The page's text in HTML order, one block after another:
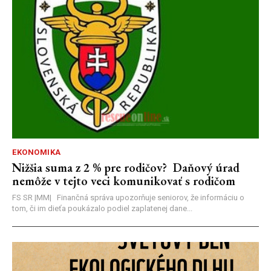
EKONOMIKA
Nižšia suma z 2 % pre rodičov? Daňový úrad
nemôže v tejto veci komunikovať s rodičom
FS SR |MM| Finančná správa upozorňuje seniorov, že informáciu o
tom, či im dieťa poukázalo podiel zaplatenej dane...